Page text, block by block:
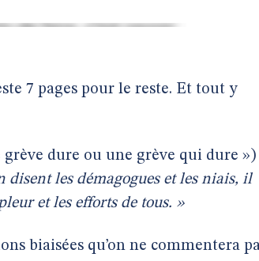
7 pages pour le reste. Et tout y
dure ou une grève qui dure »)
disent les démagogues et les niais, il
et les efforts de tous. »
biaisées qu’on ne commentera